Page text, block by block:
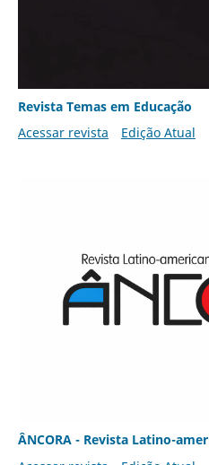
Revista Temas em Educação
Acessar revista
Edição Atual
ÂNCORA - Revista Latino-